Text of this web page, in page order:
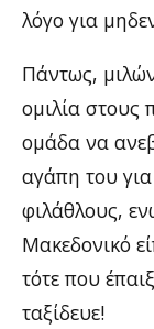
λόγο για
Πάντως,
ομιλία στους
ομάδα να
αγάπη του
φιλάθλους,
Μακεδονικό
τότε που
ταξίδευε!